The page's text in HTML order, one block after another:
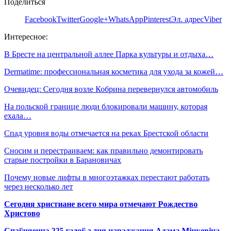
FacebookTwitterGoogle+WhatsAppPinterestЭл. адресViber
Интересное:
В Бресте на центральной аллее Парка культуры и отдыха…
Dermatime: профессиональная косметика для ухода за кожей…
Очевидец: Сегодня возле Кобрина перевернулся автомобиль
На польской границе люди блокировали машину, которая
ехала…
Спад уровня воды отмечается на реках Брестской области
Сносим и перестраиваем: как правильно демонтировать
старые постройки в Барановичах
Почему новые лифты в многоэтажках перестают работать
через несколько лет
Сегодня христиане всего мира отмечают Рождество
Христово